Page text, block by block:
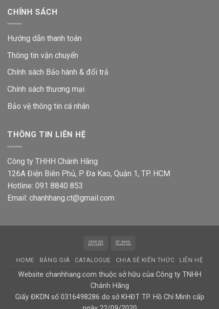
CHÍNH SÁCH
Hướng dẫn thanh toán
Thông tin vận chuyển
Chính sách Bảo hành & đổi trả
Chính sách thương mại
Bảo vệ thông tin cá nhân
THÔNG TIN LIÊN HỆ
Công ty THHH Chánh Hãng
126A Điện Biên Phủ, P. Đa Kao, Quận 1, TP. HCM
Hotline: 091 8840 853
Email: chanhhang.ct@gmail.com
Cash
Delivery
HOME BẢNG GIÁ CATALOGUE CHIA SẺ KIẾN THỨC LIÊN HỆ
Website chanhhang.com thuộc sở hữu của Công ty TNHH
Chánh Hãng
Giấy ĐKDN số 0316498286 do sở KHĐT TP. Hồ Chí Minh cấp